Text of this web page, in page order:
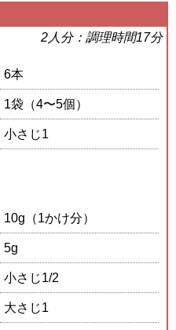
2人分：調理時間17分
6本
1袋（4〜5個）
小さじ1
10g（1かけ分）
5g
小さじ1/2
大さじ1